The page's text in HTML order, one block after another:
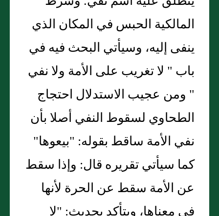
المالكية الحبس في المكان الذي
ينفى إليه، وسيأتي البحث فيه في
باب " لا تغريب على الأمة ولا نفي
" ومن عجيب الاستدلال احتجاج
الطحاوي لسقوط النفي أصلا بأن
نفي الأمة ساقط بقوله: "بيعوها"
كما سيأتي تقريره قال: وإذا سقط
عن الأمة سقط عن الحرة لأنها